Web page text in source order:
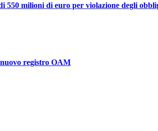
550 milioni di euro per violazione degli
registro OAM